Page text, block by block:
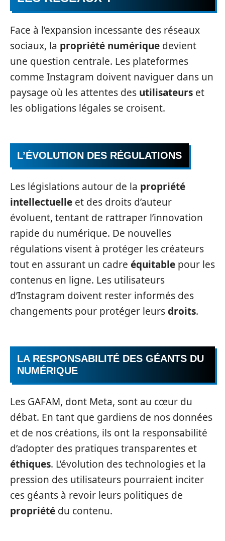
Face à l’expansion incessante des réseaux
sociaux, la propriété numérique devient
une question centrale. Les plateformes
comme Instagram doivent naviguer dans un
paysage où les attentes des utilisateurs et
les obligations légales se croisent.
L’ÉVOLUTION DES RÉGULATIONS
Les législations autour de la propriété
intellectuelle et des droits d’auteur
évoluent, tentant de rattraper l’innovation
rapide du numérique. De nouvelles
régulations visent à protéger les créateurs
tout en assurant un cadre équitable pour les
contenus en ligne. Les utilisateurs
d’Instagram doivent rester informés des
changements pour protéger leursdroits.
LA RESPONSABILITÉ DES GÉANTS DU
NUMÉRIQUE
Les GAFAM, dont Meta, sont au cœur du
débat. En tant que gardiens de nos données
et de nos créations, ils ont la responsabilité
d’adopter des pratiques transparentes et
éthiques. L’évolution des technologies et la
pression des utilisateurs pourraient inciter
ces géants à revoir leurs politiques de
propriété du contenu.